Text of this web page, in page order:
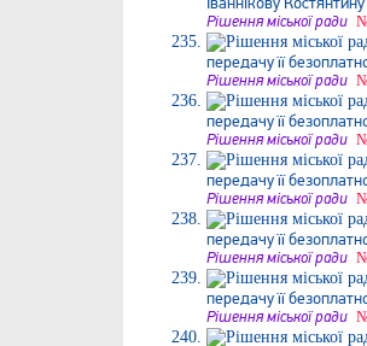
Рішення міської ради
передачу її
Рішення міської ради
передачу її
Рішення міської ради
передачу її
Рішення міської ради
передачу її
Рішення міської ради
передачу її
Рішення міської ради